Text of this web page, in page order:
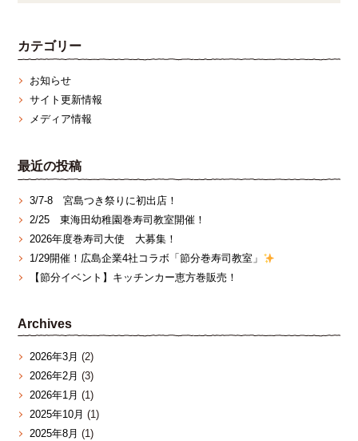
カテゴリー
お知らせ
サイト更新情報
メディア情報
最近の投稿
3/7‐8 宮島つき祭りに初出店！
2/25 東海田幼稚園巻寿司教室開催！
2026年度巻寿司大使 大募集！
1/29開催！広島企業4社コラボ「節分巻寿司教室」
【節分イベント】キッチンカー恵方巻販売！
Archives
2026年3月 (2)
2026年2月 (3)
2026年1月 (1)
2025年10月 (1)
2025年8月 (1)